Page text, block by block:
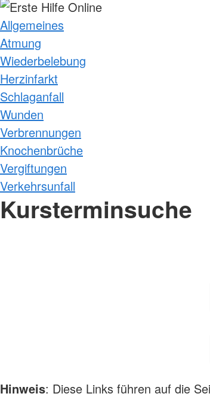
Allgemeines
Atmung
Wiederbelebung
Herzinfarkt
Schlaganfall
Wunden
Verbrennungen
Knochenbrüche
Vergiftungen
Verkehrsunfall
Kursterminsuche
Hinweis: Diese Links führen auf die